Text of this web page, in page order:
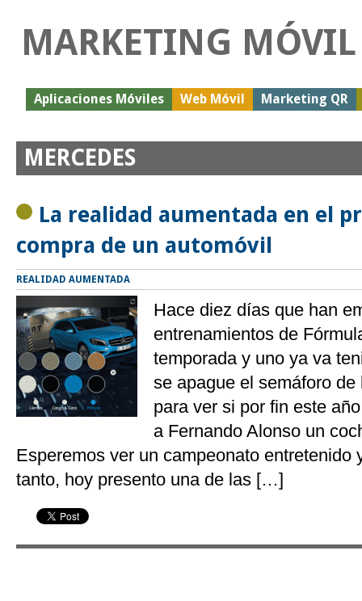
MARKETING MÓVIL
Aplicaciones Móviles Web Móvil Marketing QR
MERCEDES
La realidad aumentada en el
compra de un automóvil
REALIDAD AUMENTADA
Hace diez días que han
entrenamientos de
temporada y uno ya va
se apague el semáforo
para ver si por fin este
a Fernando Alonso un
Esperemos ver un campeonato entretenido
tanto, hoy presento una de las […]